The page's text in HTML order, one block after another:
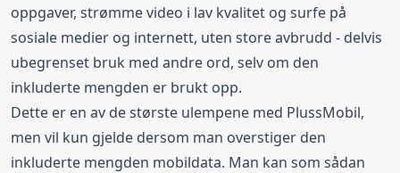
oppgaver, strømme video i lav kvalitet og surfe på
sosiale medier og internett, uten store avbrudd - delvis
ubegrenset bruk med andre ord, selv om den
inkluderte mengden er brukt opp.
Dette er en av de største ulempene med PlussMobil,
men vil kun gjelde dersom man overstiger den
inkluderte mengden mobildata. Man kan som sådan